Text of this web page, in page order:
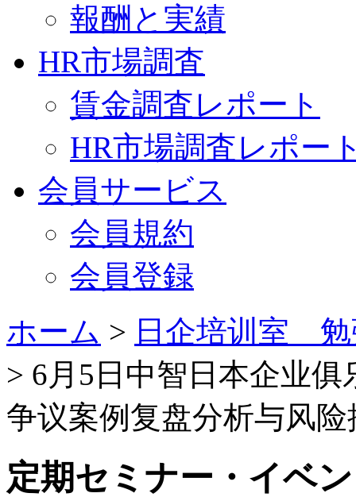
報酬と実績
HR市場調査
賃金調査レポート
HR市場調査レポー
会員サービス
会員規約
会員登録
ホーム > 日企培训室 勉
> 6月5日中智日本企业
争议案例复盘分析与风
定期セミナー・イベ